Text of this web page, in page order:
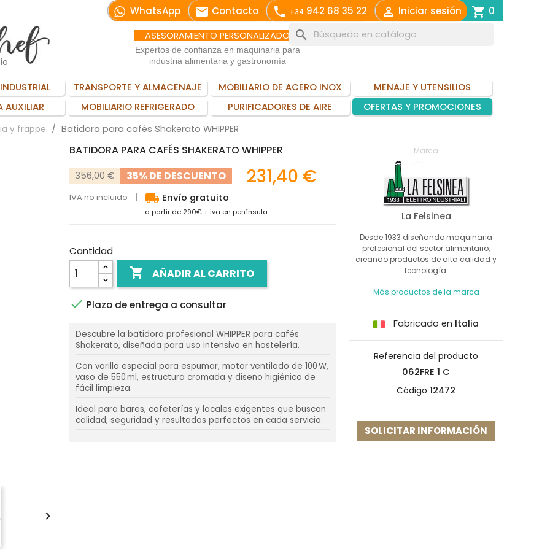
WhatsApp email Contacto call +34 942 68 35 22  Iniciar sesión shopping_cart 0
ASESORAMIENTO PERSONALIZADO
Expertos de confianza en maquinaria para
industria alimentaria y gastronomía
search
TRANSPORTE Y ALMACENAJE MOBILIARIO DE ACERO INOX
MENAJE Y UTENSILIOS
AUXILIAR
MOBILIARIO REFRIGERADO PURIFICADORES DE AIRE OFERTAS Y PROMOCIONES
y frappe Batidora para cafés Shakerato WHIPPER

BATIDORA PARA CAFÉS SHAKERATO WHIPPER
356,00 € 35% DE DESCUENTO 231,40 €
IVA no incluido local_shipping Envío gratuito
a partir de 290€ + iva en península
Cantidad
 AÑADIR AL CARRITO
 Plazo de entrega a consultar
Descubre la batidora profesional WHIPPER para cafés
Shakerato, diseñada para uso intensivo en hostelería.
Con varilla especial para espumar, motor ventilado de 100 W,
vaso de 550 ml, estructura cromada y diseño higiénico de
fácil limpieza.
Ideal para bares, cafeterías y locales exigentes que buscan
calidad, seguridad y resultados perfectos en cada servicio.
Marca
La Felsinea
Desde 1933 diseñando maquinaria
profesional del sector alimentario,
creando productos de alta calidad y
tecnología.
Más productos de la marca
Fabricado en Italia
Referencia del producto
062FRE 1 C
Código 12472
SOLICITAR INFORMACIÓN